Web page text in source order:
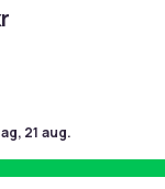
stk.)
21 aug.